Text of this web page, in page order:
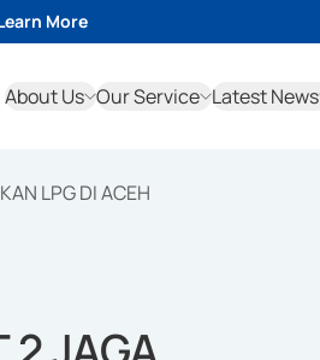
More
About Us Our Service Latest News
LPG DI ACEH